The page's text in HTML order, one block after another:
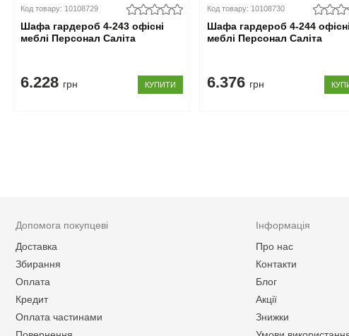
Код товару: 10108729
Шафа гардероб 4-243 офісні
меблі Персонал Саліта
6.228 грн КУПИТИ
Код товару: 10108730
Шафа гардероб 4-244 офісні
меблі Персонал Саліта
6.376 грн
Допомога покупцеві
Доставка
Збирання
Оплата
Кредит
Оплата частинами
Інформація
Про нас
Контакти
Блог
Акції
Знижки